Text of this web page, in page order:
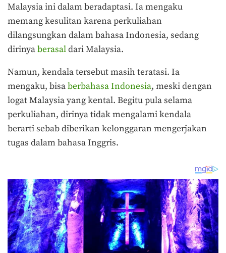
Malaysia ini dalam beradaptasi. Ia mengaku
memang kesulitan karena perkuliahan
dilangsungkan dalam bahasa Indonesia, sedang
dirinyaberasaldari Malaysia.
Namun, kendala tersebut masih teratasi. Ia
mengaku, bisaberbahasa Indonesia, meski dengan
logat Malaysia yang kental. Begitu pula selama
perkuliahan, dirinya tidak mengalami kendala
berarti sebab diberikan kelonggaran mengerjakan
tugas dalam bahasa Inggris.